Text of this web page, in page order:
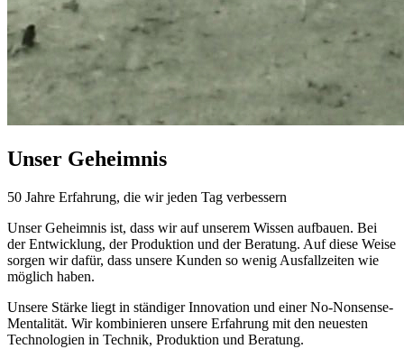
Unser Geheimnis
50 Jahre Erfahrung, die wir jeden Tag verbessern
Unser Geheimnis ist, dass wir auf unserem Wissen aufbauen. Bei
der Entwicklung, der Produktion und der Beratung. Auf diese Weise
sorgen wir dafür, dass unsere Kunden so wenig Ausfallzeiten wie
möglich haben.
Unsere Stärke liegt in ständiger Innovation und einer No-Nonsense-
Mentalität. Wir kombinieren unsere Erfahrung mit den neuesten
Technologien in Technik, Produktion und Beratung.